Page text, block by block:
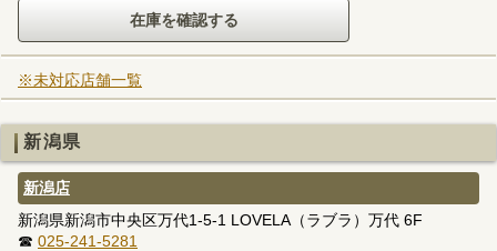
※未対応店舗一覧
新潟県
新潟店
新潟県新潟市中央区万代1-5-1 LOVELA（ラブラ）万代 6F
☎ 025-241-5281